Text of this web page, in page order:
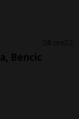
8 ore 2
Bencic